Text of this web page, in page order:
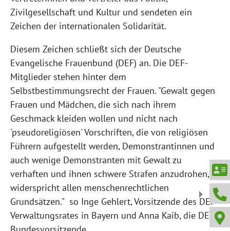
Zivilgesellschaft und Kultur und sendeten ein
Zeichen der internationalen Solidarität.
Diesem Zeichen schließt sich der Deutsche
Evangelische Frauenbund (DEF) an. Die DEF-
Mitglieder stehen hinter dem
Selbstbestimmungsrecht der Frauen. "Gewalt gegen
Frauen und Mädchen, die sich nach ihrem
Geschmack kleiden wollen und nicht nach
'pseudoreligiösen' Vorschriften, die von religiösen
Führern aufgestellt werden, Demonstrantinnen und
auch wenige Demonstranten mit Gewalt zu
verhaften und ihnen schwere Strafen anzudrohen,
widerspricht allen menschenrechtlichen
Grundsätzen." so Inge Gehlert, Vorsitzende des DEF-
Verwaltungsrates in Bayern und Anna Kaib, die DEF-